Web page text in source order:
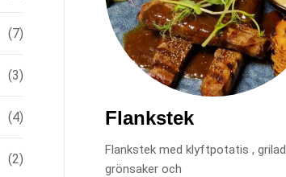
(7)
(3)
(4)
(2)
Flankstek
Flankstek med klyftpotatis , grilad
grönsaker och